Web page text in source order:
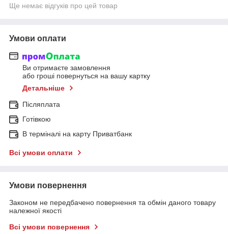
Ще немає відгуків про цей товар
Умови оплати
Ви отримаєте замовлення
або гроші повернуться на вашу картку
Детальніше
Післяплата
Готівкою
В терміналі на карту Приватбанк
Всі умови оплати
Умови повернення
Законом не передбачено повернення та обмін даного товару
належної якості
Всі умови повернення